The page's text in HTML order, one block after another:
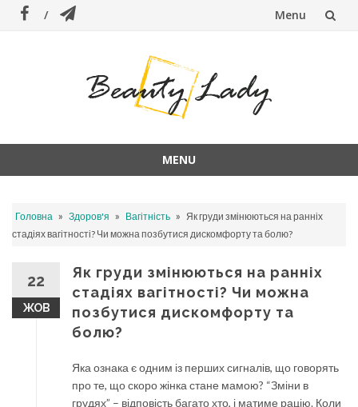
Menu
MENU
content
Головна » Здоров'я » Вагітність » Як груди змінюються на ранніх
стадіях вагітності? Чи можна позбутися дискомфорту та болю?
22
ЖОВ
Як груди змінюються на ранніх
стадіях вагітності? Чи можна
позбутися дискомфорту та
болю?
Яка ознака є одним із перших сигналів, що говорять
про те, що скоро жінка стане мамою? “Зміни в
грудях” – відповість багато хто, і матиме рацію. Коли